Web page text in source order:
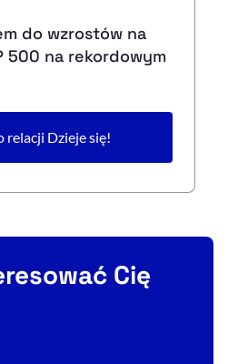
do wzrostów na
500 na rekordowym
relacji Dzieje się!
Cię